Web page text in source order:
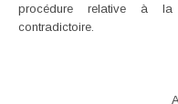
procédure relative à la
contradictoire.